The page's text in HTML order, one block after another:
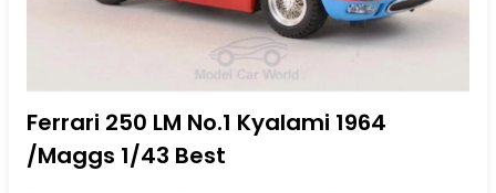
Ferrari 250 LM No.1 Kyalami 1964
/Maggs 1/43 Best